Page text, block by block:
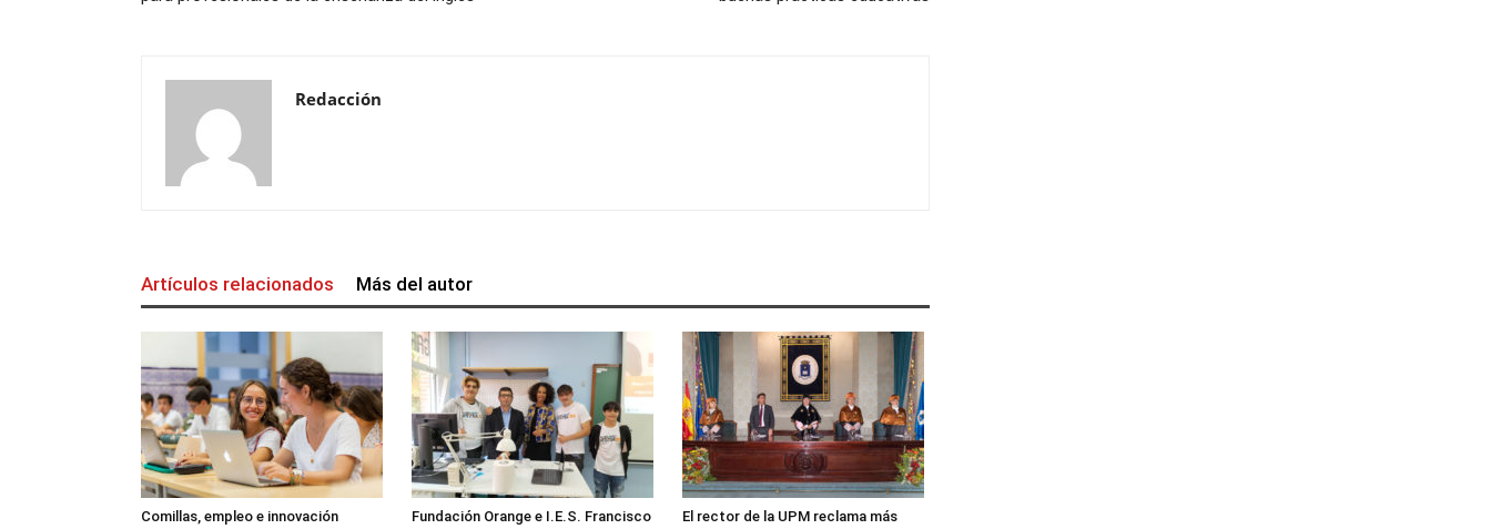
Redacción
Artículos relacionados Más del autor
Comillas, empleo e innovación
Fundación Orange e I.E.S. Francisco
El rector de la UPM reclama más